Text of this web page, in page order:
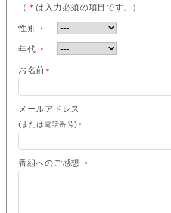
（ ＊ は入力必須の項目です。）
性別 ＊
年代 ＊
お名前 ＊
メールアドレス
(または電話番号) ＊
番組へのご感想 ＊